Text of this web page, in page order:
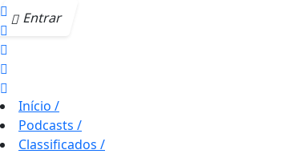
Entrar
Início /
Podcasts /
Classificados /